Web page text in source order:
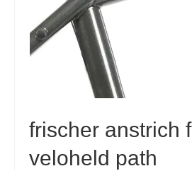
frischer anstrich
veloheld path